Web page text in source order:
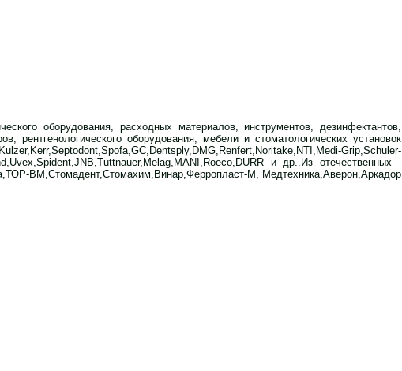
оборудования, расходных материалов, инструментов, дезинфектантов,
рентгенологического оборудования, мебели и стоматологических установок
Grip,Schuler-
и др..Из отечественных -
ВМ,Стомадент,Стомахим,Винар,Ферропласт-М, Медтехника,Аверон,Аркадор